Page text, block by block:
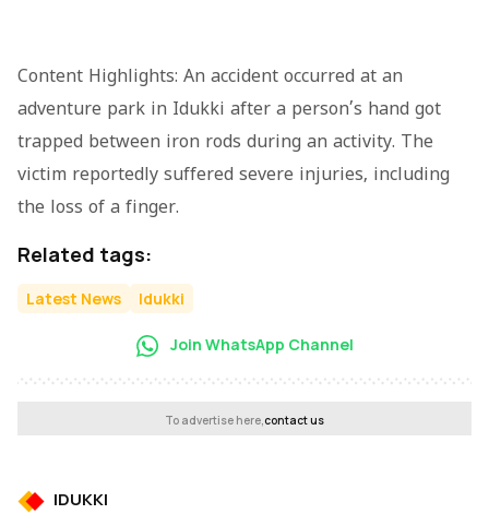
Content Highlights: An accident occurred at an
adventure park in Idukki after a person’s hand got
trapped between iron rods during an activity. The
victim reportedly suffered severe injuries, including
the loss of a finger.
Related tags:
Latest News Idukki
Join WhatsApp Channel
To advertise here,contact us
IDUKKI